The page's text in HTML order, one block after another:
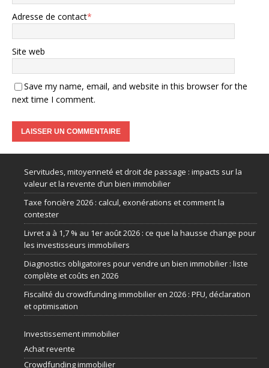
Adresse de contact*
Site web
Save my name, email, and website in this browser for the
next time I comment.
Servitudes, mitoyenneté et droit de passage : impacts sur la
valeur et la revente d’un bien immobilier
Taxe foncière 2026 : calcul, exonérations et comment la
contester
Livret a à 1,7 % au 1er août 2026 : ce que la hausse change pour
les investisseurs immobiliers
Diagnostics obligatoires pour vendre un bien immobilier : liste
complète et coûts en 2026
Fiscalité du crowdfunding immobilier en 2026 : PFU, déclaration
et optimisation
Investissement immobilier
Achat revente
Crowdfunding immobilier